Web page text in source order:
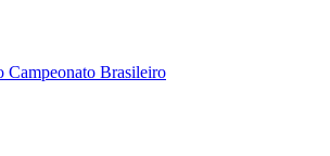
Campeonato Brasileiro